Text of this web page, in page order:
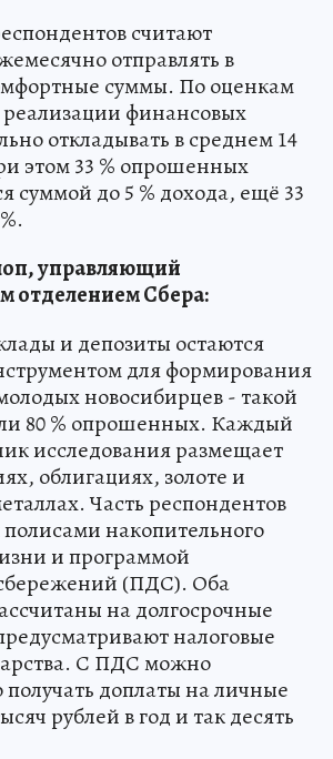
считают
отправлять в
суммы. По оценкам
финансовых
откладывать в среднем 14
этом 33 % опрошенных
суммой до 5 % дохода, ещё 33
управляющий
отделением Сбера:
и депозиты остаются
для формирования
новосибирцев - такой
80 % опрошенных. Каждый
исследования размещает
облигациях, золоте и
Часть респондентов
полисами накопительного
и программой
(ПДС). Оба
на долгосрочные
налоговые
С ПДС можно
доплаты на личные
рублей в год и так десять